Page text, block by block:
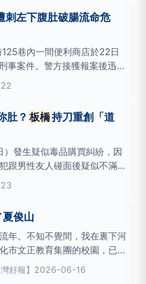
姓婦人，當時正在過馬路，
刺左下腹肚破腸流命危
巷內一間便利商店於22日
事案件。警方接獲報案後迅速
劉姓男子遭人持刀刺傷左下
。新北市
天新聞）據了解，受害男子被
肚？ 板橋持刀重創「道
）發生疑似毒品購買糾紛，因
跟男性友人碰面後疑似不滿遭
命危，他逃逸3小時後落網。
面。（圖／警方提供）
19歲的許姓男子，疑似跟38
俊山
年。不知不覺間，我在裏下河
市文正教育集團的校園，已經
足以讓初來乍到的懵懂，沉澱
況興化是
好報】 2026-06-16